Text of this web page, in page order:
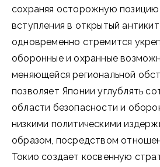
сохраняя осторожную
вступления в открытый
одновременно стремится
оборонные и охранные
меняющейся региональной
позволяет Японии углублять
области безопасности и
низкими политическими
образом, посредством
Токио создает косвенную